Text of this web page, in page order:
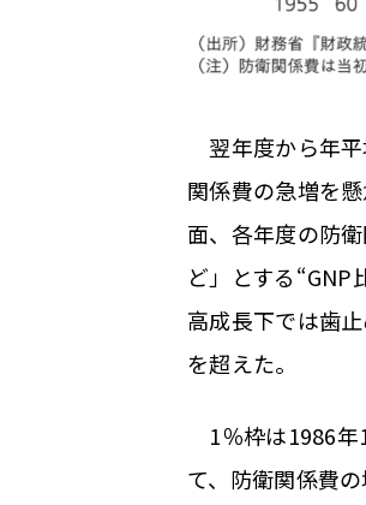
翌年度から年
関係費の急増を
面、各年度の防
ど」とする“GNP
高成長下では歯
を超えた。
1％枠は1986年
て、防衛関係費